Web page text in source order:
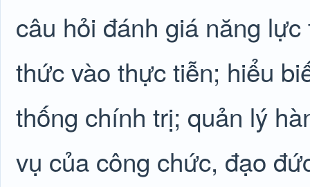
câu hỏi đánh giá năng
thức vào thực tiễn; hiểu
thống chính trị; quản lý
vụ của công chức, đạo